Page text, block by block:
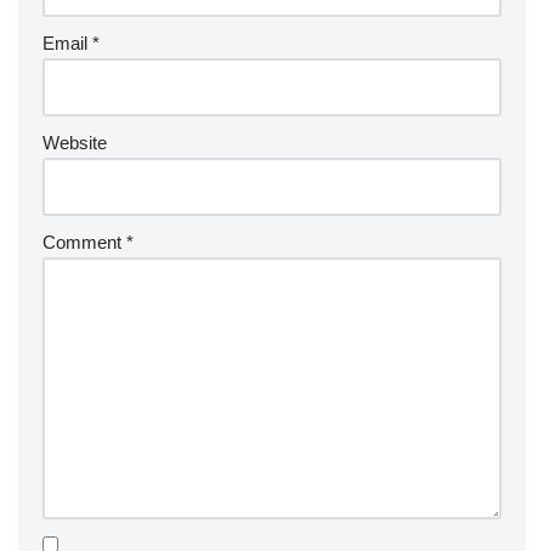
Email *
Website
Comment *